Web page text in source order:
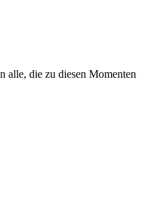
alle, die zu diesen Momenten